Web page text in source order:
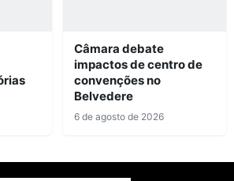
Câmara debate
impactos de centro de
convenções no
Belvedere
6 de agosto de 2026